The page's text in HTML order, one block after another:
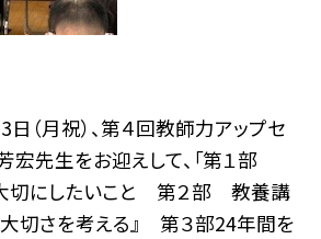
（月祝）、第４回教師力アップセ
宏先生をお迎えして、「第１部
切にしたいこと 第２部 教養講
切さを考える』 第３部24年間を